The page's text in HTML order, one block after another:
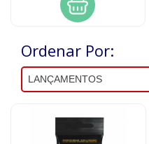
Ordenar Por: